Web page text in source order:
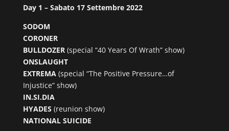
Day 1 – Sabato 17 Settembre 2022
SODOM
CORONER
BULLDOZER(special “40 Years Of Wrath” show)
ONSLAUGHT
EXTREMA(special “The Positive Pressure…of
Injustice” show)
IN.SI.DIA
HYADES (reunion show)
NATIONAL SUICIDE